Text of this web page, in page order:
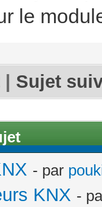
le
Sujet
- par
KNX -